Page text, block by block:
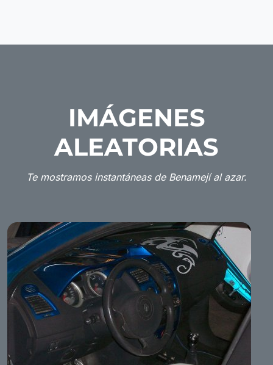
IMÁGENES
ALEATORIAS
Te mostramos instantáneas de Benamejí al azar.